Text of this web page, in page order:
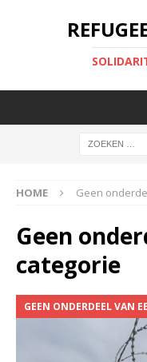
HOME Geen
Geen
categorie
GEEN ONDERDEEL VAN